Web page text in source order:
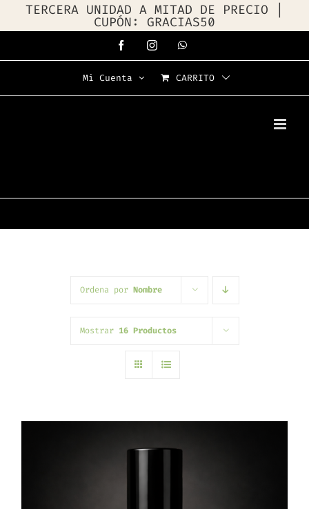
TERCERA UNIDAD A MITAD DE PRECIO |
CUPÓN: GRACIAS50
al
FacebookInstagramWhatsApp
Mi Cuenta CARRITO
Ordena por Nombre
Mostrar 16 Productos